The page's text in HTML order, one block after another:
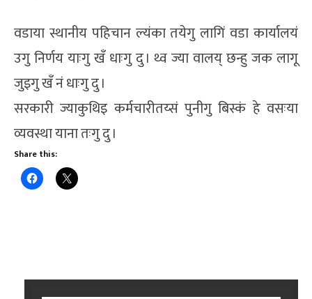
वडाया स्थानीय पहिचान ल्यंका तयेगु लागिं वडा कार्यालयं
उगु निर्णय याःगु खँ धाःगु दु । थ्व ज्या वालय् छन्हु जक लागू
जुइगु खँ नं धाःगु दु ।
सरकारी ज्याकुथिइ कर्मचारीतय्सं पुनीगु बिस्कं हे वसःया
व्यवस्था याना तःगु दु ।
Share this: